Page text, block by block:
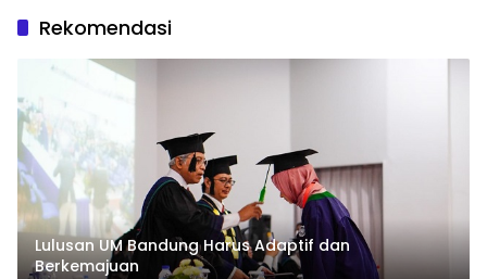
Rekomendasi
Lulusan UM Bandung Harus Adaptif dan
Berkemajuan